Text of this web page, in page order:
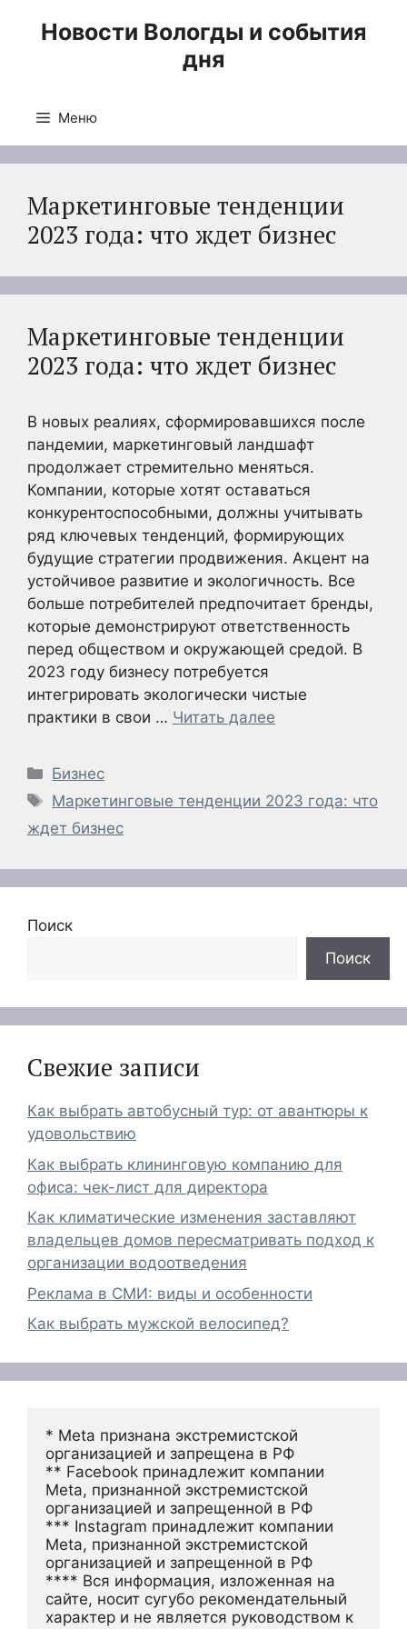
Новости Вологды и события
дня
Меню
Маркетинговые тенденции
2023 года: что ждет бизнес
Маркетинговые тенденции
2023 года: что ждет бизнес
В новых реалиях, сформировавшихся после
пандемии, маркетинговый ландшафт
продолжает стремительно меняться.
Компании, которые хотят оставаться
конкурентоспособными, должны учитывать
ряд ключевых тенденций, формирующих
будущие стратегии продвижения. Акцент на
устойчивое развитие и экологичность. Все
больше потребителей предпочитает бренды,
которые демонстрируют ответственность
перед обществом и окружающей средой. В
2023 году бизнесу потребуется
интегрировать экологически чистые
практики в свои … Читать далее
Рубрики
Бизнес
Метки
Маркетинговые тенденции 2023 года: что
ждет бизнес
Поиск
Поиск
Свежие записи
Как выбрать автобусный тур: от авантюры к
удовольствию
Как выбрать клининговую компанию для
офиса: чек-лист для директора
Как климатические изменения заставляют
владельцев домов пересматривать подход к
организации водоотведения
Реклама в СМИ: виды и особенности
Как выбрать мужской велосипед?
* Meta признана экстремистской
организацией и запрещена в РФ
** Facebook принадлежит компании
Meta, признанной экстремистской
организацией и запрещенной в РФ
*** Instagram принадлежит компании
Meta, признанной экстремистской
организацией и запрещенной в РФ
**** Вся информация, изложенная на
сайте, носит сугубо рекомендательный
характер и не является руководством к